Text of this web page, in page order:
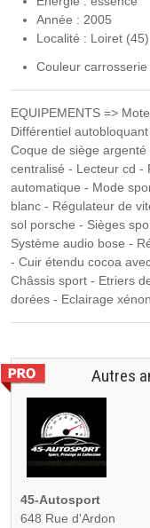
Année : 2005
Localité : Loiret (45)
Couleur carrosserie
EQUIPEMENTS =>
Différentiel
Coque de siège
centralisé - Lecteur cd -
automatique - Mode
blanc - Régulateur de
sol porsche - Sièges
Système audio bose -
- Cuir étendu cocoa
Châssis sport - Etriers
dorées - Eclairage
Autres
45-Autosport
648 Rue d'Ardon